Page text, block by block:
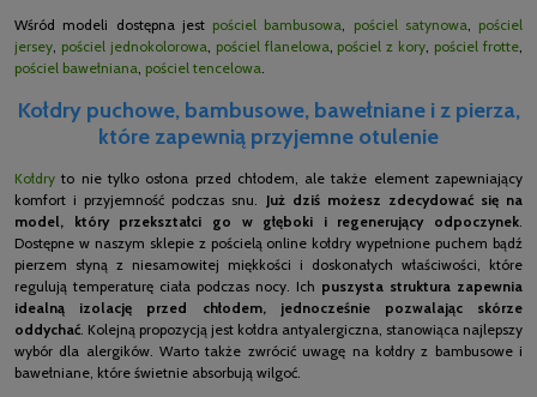
Wśród modeli dostępna jest pościel bambusowa, pościel satynowa, pościel
jersey, pościel jednokolorowa, pościel flanelowa, pościel z kory, pościel frotte,
pościel bawełniana, pościel tencelowa.
Kołdry puchowe, bambusowe, bawełniane i z pierza,
które zapewnią przyjemne otulenie
Kołdry to nie tylko osłona przed chłodem, ale także element zapewniający
komfort i przyjemność podczas snu. Już dziś możesz zdecydować się na
model, który przekształci go w głęboki i regenerujący odpoczynek
Dostępne w naszym sklepie z pościelą online kołdry wypełnione puchem bądź
pierzem słyną z niesamowitej miękkości i doskonałych właściwości, które
regulują temperaturę ciała podczas nocy. Ich puszysta struktura zapewnia
idealną izolację przed chłodem, jednocześnie pozwalając skórze
oddychać . Kolejną propozycją jest kołdra antyalergiczna, stanowiąca najlepszy
wybór dla alergików. Warto także zwrócić uwagę na kołdry z bambusowe i
bawełniane, które świetnie absorbują wilgoć.